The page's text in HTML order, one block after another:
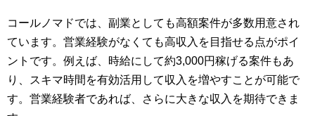
コールノマドでは、副業としても高額案件が多数用意され
ています。営業経験がなくても高収入を目指せる点がポイ
ントです。例えば、時給にして約3,000円稼げる案件もあ
り、スキマ時間を有効活用して収入を増やすことが可能で
す。営業経験者であれば、さらに大きな収入を期待できま